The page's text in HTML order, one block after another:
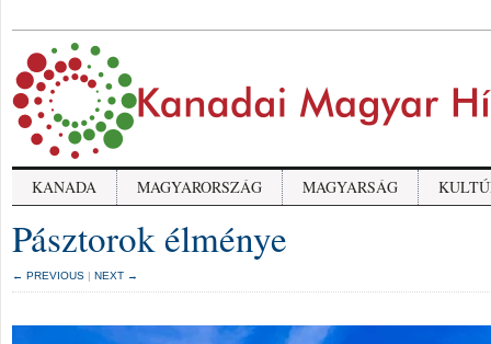
KANADA MAGYARORSZÁG MAGYARSÁG
Pásztorok élménye
← PREVIOUS | NEXT →